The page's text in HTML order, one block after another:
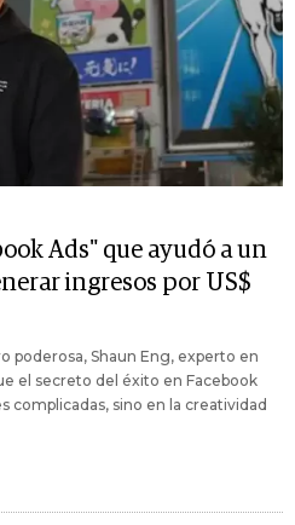
Ads" que ayudó a un
ingresos por US$
poderosa, Shaun Eng, experto en
el secreto del éxito en Facebook
complicadas, sino en la creatividad